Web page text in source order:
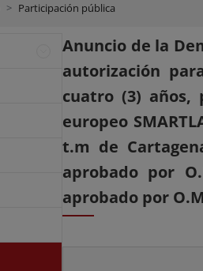
Participación pública
Anuncio de la
autorización
cuatro (3) años,
europeo
t.m de
aprobado por
aprobado por